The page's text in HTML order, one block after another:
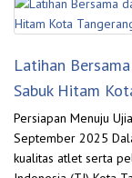
Latihan
Sabuk Hitam
Persiapan Menuju
September 2025
kualitas atlet serta